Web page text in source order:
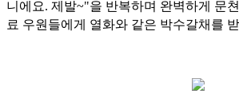
니에요. 제발~"을 반복하며 완벽하게 문
료 우원들에게 열화와 같은 박수갈채를